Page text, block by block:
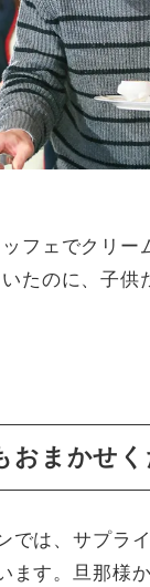
フェでクリー
たのに、子供
おまかせく
では、サプラ
ます。旦那様